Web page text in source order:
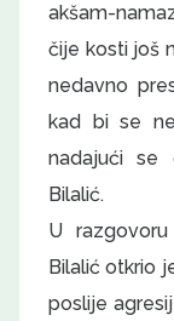
akšam-
čije kosti još
nedavno
kad bi se
nadajući se
Bilalić.
U
Bilalić otkrio
poslije